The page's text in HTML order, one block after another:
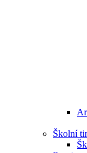
Školní